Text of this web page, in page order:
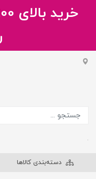
.
دسته‌بندی کالاها